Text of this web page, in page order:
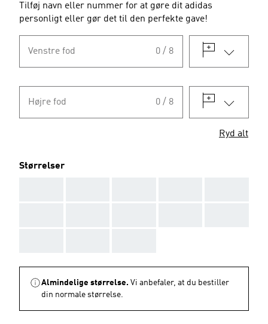
Tilføj navn eller nummer for at gøre dit adidas
personligt eller gør det til den perfekte gave!
Venstre fod 0 / 8
Højre fod 0 / 8
Ryd alt
Størrelser
Almindelige størrelse. Vi anbefaler, at du bestiller
din normale størrelse.